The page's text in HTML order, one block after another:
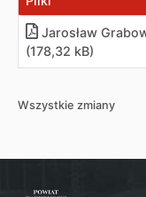
Jarosław
(178,32 kB)
Wszystkie zmiany